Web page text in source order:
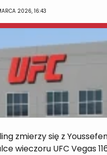
2026, 16:43
zmierzy się z
wieczoru UFC Vegas